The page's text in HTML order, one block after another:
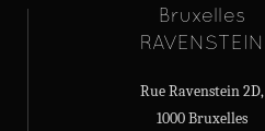
Bruxelles
RAVENSTEIN
Rue Ravenstein 2D,
1000 Bruxelles